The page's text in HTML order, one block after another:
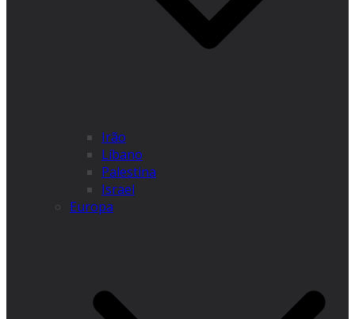
Irão
Líbano
Palestina
Israel
Europa